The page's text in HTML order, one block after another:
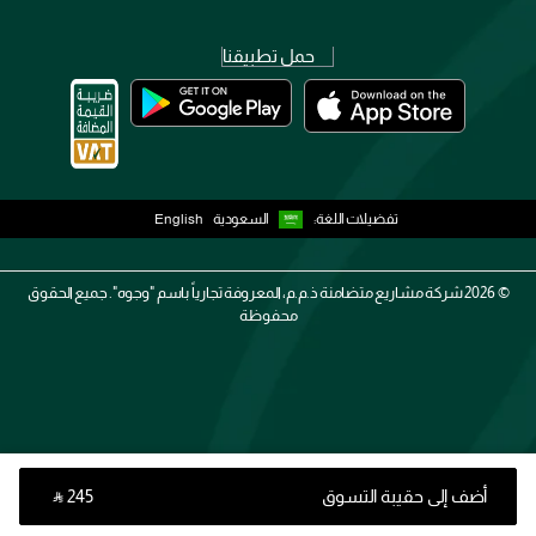
أضف إلى حقيبة التسوق ‎ ⃁ ⁦245⁩ ‎
حمل تطبيقنا
تفضيلات اللغة: السعودية English
2026 ©شركة مشاريع متضامنة ذ.م.م، المعروفة تجارياً باسم "وجوه". جميع الحقوق
محفوظة